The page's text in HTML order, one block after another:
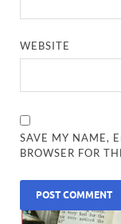
WEBSITE
SAVE MY NAME,
BROWSER FOR